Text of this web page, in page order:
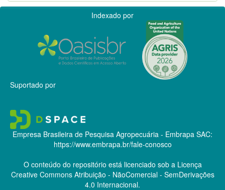
Indexado por
Suportado por
Empresa Brasileira de Pesquisa Agropecuária - Embrapa SAC:
https://www.embrapa.br/fale-conosco
O conteúdo do repositório está licenciado sob a Licença
Creative CommonsAtribuição - NãoComercial - SemDerivações
4.0 Internacional.